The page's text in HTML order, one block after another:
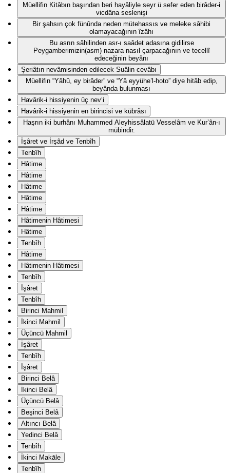
Müellifin Kitâbın başından beri hayâliyle seyr ü sefer eden birâder-i
vicdâna seslenişi
Bir şahsın çok fünûnda neden mütehassıs ve meleke sâhibi
olamayacağının îzâhı
Bu asrın sâhilinden asr-ı saâdet adasına gidilirse
Peygamberimizin(asm) nazara nasıl çarpacağının ve tecellî
edeceğinin beyânı
Şeriâtın nevâmisinden edilecek Suâlin cevâbı
Müellifin “Yâhû, ey birâder” ve “Yâ eyyühe’l-hoto” diye hitâb edip,
beyânda bulunması
Havârik-i hissiyenin üç nev‘i
Havârik-i hissiyenin en birincisi ve kübrâsı
Haşrın iki burhânı Muhammed Aleyhissâlatü Vesselâm ve Kur’ân-ı
mübindir.
İşâret ve İrşâd ve Tenbîh
Tenbîh
Hâtime
Hâtime
Hâtime
Hâtime
Hâtime
Hâtimenin Hâtimesi
Hâtime
Tenbîh
Hâtime
Hâtimenin Hâtimesi
Tenbîh
İşâret
Tenbîh
Birinci Mahmil
İkinci Mahmil
Üçüncü Mahmil
İşâret
Tenbîh
İşâret
Birinci Belâ
İkinci Belâ
Üçüncü Belâ
Beşinci Belâ
Altıncı Belâ
Yedinci Belâ
Tenbîh
İkinci Makāle
Tenbîh